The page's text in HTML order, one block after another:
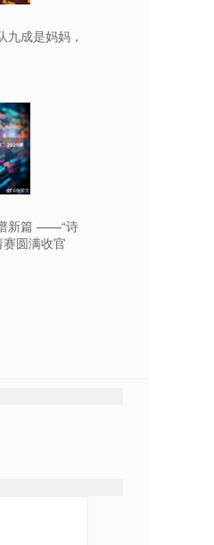
成是妈妈，
新篇 ——“诗
圆满收官